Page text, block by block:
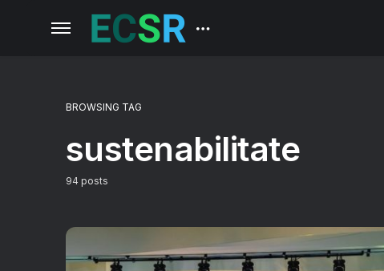
BROWSING TAG
sustenabilitate
94 posts